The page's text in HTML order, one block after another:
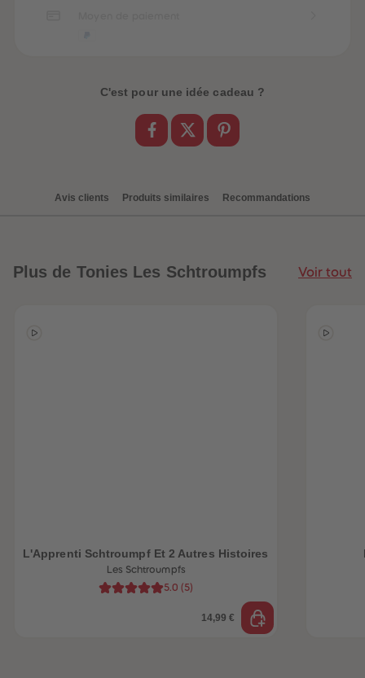
C'est pour une idée cadeau ?
Avis clients Produits similaires Recommandations
Plus de Tonies Les Schtroumpfs Voir tout
L'Apprenti Schtroumpf Et 2 Autres Histoires
Les Schtroumpfs
5.0 (5)
14,99 €